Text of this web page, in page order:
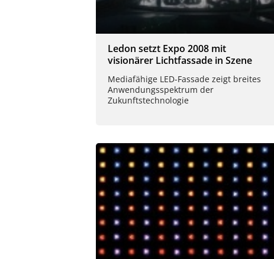
Ledon setzt Expo 2008 mit
visionärer Lichtfassade in Szene
Mediafähige LED-Fassade zeigt breites
Anwendungsspektrum der
Zukunftstechnologie